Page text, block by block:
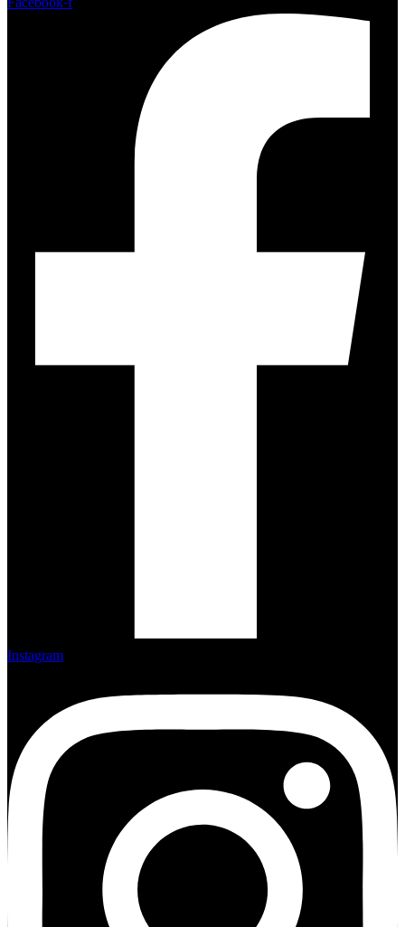
Instagram